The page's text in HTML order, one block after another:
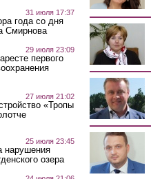
31 июля 17:37
года со дня
Смирнова
29 июля 23:09
первого
27 июля 21:02
«Тропы
25 июля 23:45
нарушения
озера